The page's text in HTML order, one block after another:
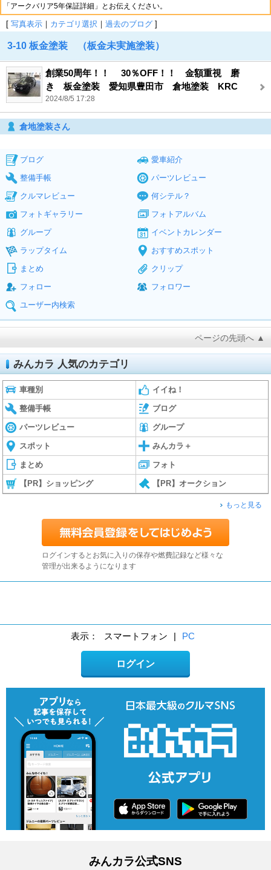
「アークバリア5年保証詳細」とお伝えください。
[ 写真表示 ｜ カテゴリ選択 ｜ 過去のブログ ]
3-10 板金塗装 （板金未実施塗装）
創業50周年！！ 30％OFF！！ 金額重視 磨
き 板金塗装 愛知県豊田市 倉地塗装 KRC
2024/8/5 17:28
倉地塗装さん
ブログ
愛車紹介
整備手帳
パーツレビュー
クルマレビュー
何シテル？
フォトギャラリー
フォトアルバム
グループ
イベントカレンダー
ラップタイム
おすすめスポット
まとめ
クリップ
フォロー
フォロワー
ユーザー内検索
ページの先頭へ ▲
みんカラ 人気のカテゴリ
車種別 イイね！
整備手帳 ブログ
パーツレビュー グループ
スポット みんカラ＋
まとめ フォト
【PR】ショッピング 【PR】オークション
もっと見る
ログインするとお気に入りの保存や燃費記録など様々な
管理が出来るようになります
表示： スマートフォン | PC
ログイン
みんカラ公式SNS